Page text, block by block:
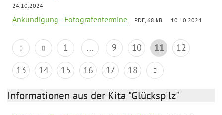
24.10.2024
Ankündigung - Fotografentermine PDF, 68 kB 10.10.2024
1 ... 9 10 11
12
13
14 15 16 17 18
Informationen aus der Kita "Glückspilz"